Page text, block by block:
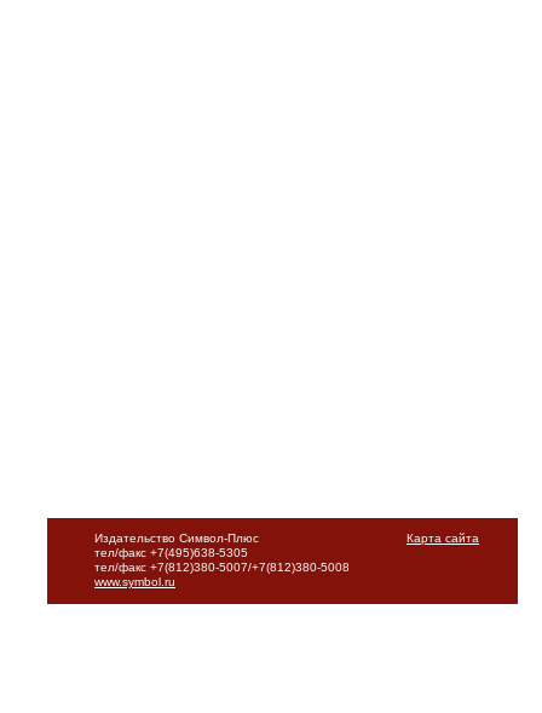
Карта сайта
Издательство Символ-Плюс
тел/факс +7(495)638-5305
тел/факс +7(812)380-5007/+7(812)380-5008
www.symbol.ru